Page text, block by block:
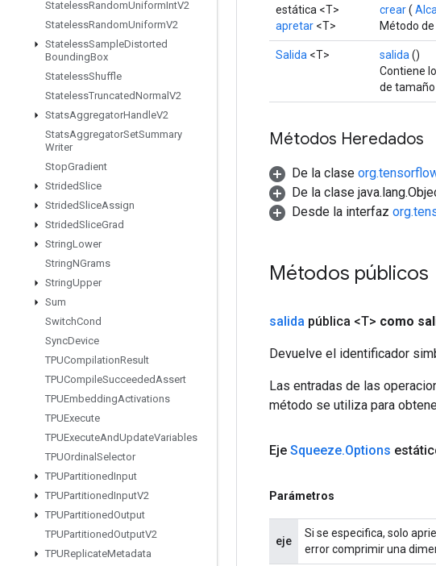
StatelessRandomUniformIntV2
StatelessRandomUniformV2
StatelessSampleDistorted
BoundingBox
StatelessShuffle
StatelessTruncatedNormal V2
StatsAggregatorHandleV2
StatsAggregatorSetSummary
Writer
StopGradient
StridedSlice
StridedSliceAssign
StridedSliceGrad
StringLower
StringNGrams
StringUpper
Sum
SwitchCond
SyncDevice
TPUCompilationResult
TPUCompileSucceededAssert
TPUEmbeddingActivations
TPUExecute
TPUExecuteAndUpdateVariables
TPUOrdinal Selector
TPUPartitionedInput
TPUPartitionedInputV2
TPUPartitionedOutput
TPUPartitionedOutputV2
TPUReplicateMetadata
estática <T>
apretar <T>
crear(
Método
Salida <T> salida ()
Contiene
de tamaño
Métodos Heredados
De la clase
De la clase
Desde la interfaz
Métodos públicos
salida pública <T> como
Devuelve el identificador
Las entradas de las
método se utiliza para
Eje Squeeze.Options
Parámetros
eje
Si se especifica, solo
error comprimir una